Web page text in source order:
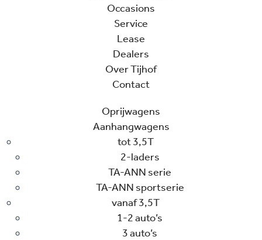
Occasions
Service
Lease
Dealers
Over Tijhof
Contact
Oprijwagens
Aanhangwagens
tot 3,5T
2-laders
TA-ANN serie
TA-ANN sportserie
vanaf 3,5T
1-2 auto’s
3 auto’s